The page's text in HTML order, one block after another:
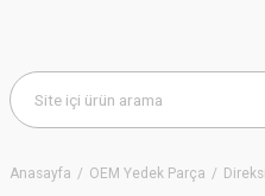
Anasayfa OEM Yedek Parça